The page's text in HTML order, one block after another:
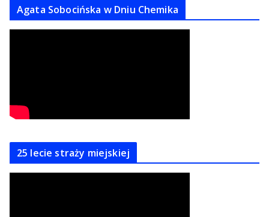
Agata Sobocińska w Dniu Chemika
25 lecie straży miejskiej